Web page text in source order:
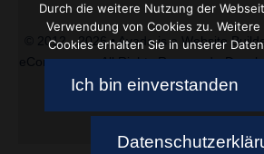
© 2012 - 2026 •Avadais a Website
eCommerce• All Rights Reserved •
Durch die weitere Nutzung der
Verwendung von Cookies zu.
Cookies erhalten Sie in unserer
Ich bin einverstanden